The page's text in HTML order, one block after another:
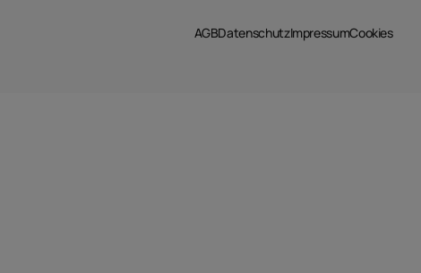
AGBDatenschutzImpressumCookies